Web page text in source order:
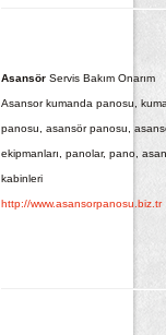
Asansör Servis Bakım Onarım
Asansor kumanda panosu,
panosu, asansör panosu,
ekipmanları, panolar, pano,
kabinleri
http://www.asansorpanosu.biz.tr